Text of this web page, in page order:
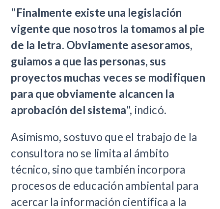
"Finalmente existe una legislación
vigente que nosotros la tomamos al pie
de la letra. Obviamente asesoramos,
guiamos a que las personas, sus
proyectos muchas veces se modifiquen
para que obviamente alcancen la
aprobación del sistema", indicó.
Asimismo, sostuvo que el trabajo de la
consultora no se limita al ámbito
técnico, sino que también incorpora
procesos de educación ambiental para
acercar la información científica a la